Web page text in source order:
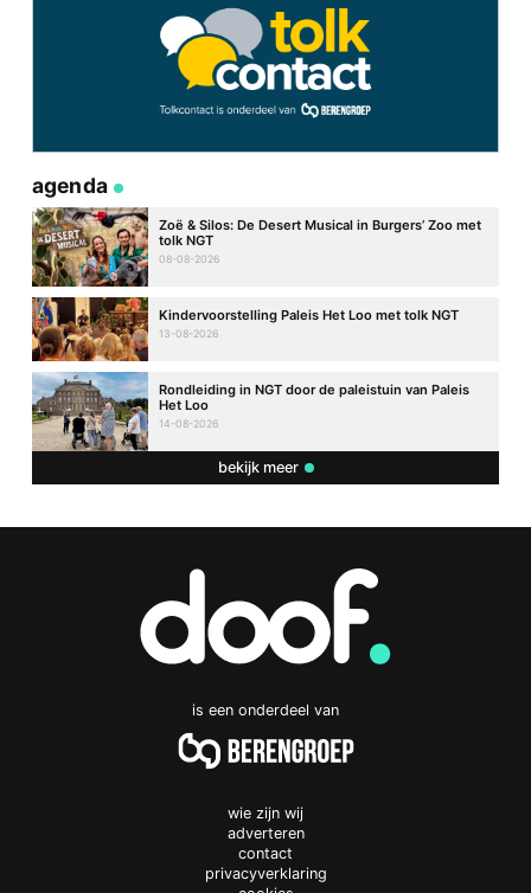
agenda
Zoë & Silos: De Desert Musical in Burgers’ Zoo met
tolk NGT
08-08-2026
Kindervoorstelling Paleis Het Loo met tolk NGT
13-08-2026
Rondleiding in NGT door de paleistuin van Paleis
Het Loo
14-08-2026
bekijk meer
is een onderdeel van
wie zijn wij
adverteren
contact
privacyverklaring